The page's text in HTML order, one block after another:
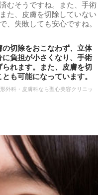
むそうですね。また、手術
た、皮膚を切除していない
、失敗しても安心ですね。
切除をおこなわず、立体
負担が小さくなり、手術
れます。また、皮膚を切
も可能になっています。
外科・皮膚科なら聖心美容クリニッ